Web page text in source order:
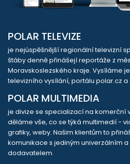
POLAR TELEVIZE
je nejúspěšnější regionální televizní
štáby denně přinášejí reportáže z
Moravskoslezského kraje. Vysíláme
televizního vysílání, portálu polar.cz
POLAR MULTIMEDIA
je divize se specializací na komerční
děláme vše, co se týká multimedií -
grafiky, weby. Našim klientům to
komunikace s jediným univerzálním
dodavatelem.